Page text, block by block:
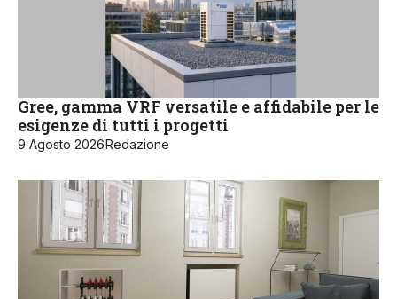
Gree, gamma VRF versatile e affidabile per le
esigenze di tutti i progetti
9 Agosto 2026Redazione